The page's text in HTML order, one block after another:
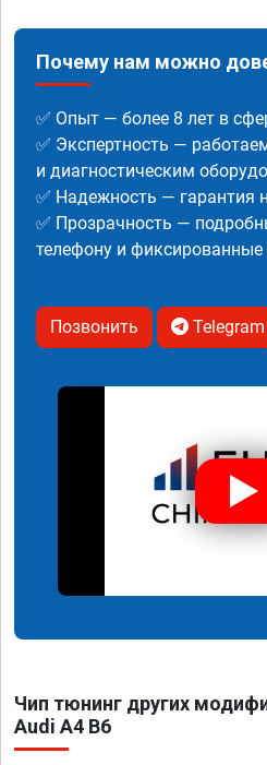
Почему нам можно
✅ Опыт — более 8 лет в
✅ Экспертность —
и диагностическим
✅ Надежность — гарантия
✅ Прозрачность —
телефону и фиксированные
Позвонить Telegram
Чип тюнинг других
Audi A4 B6